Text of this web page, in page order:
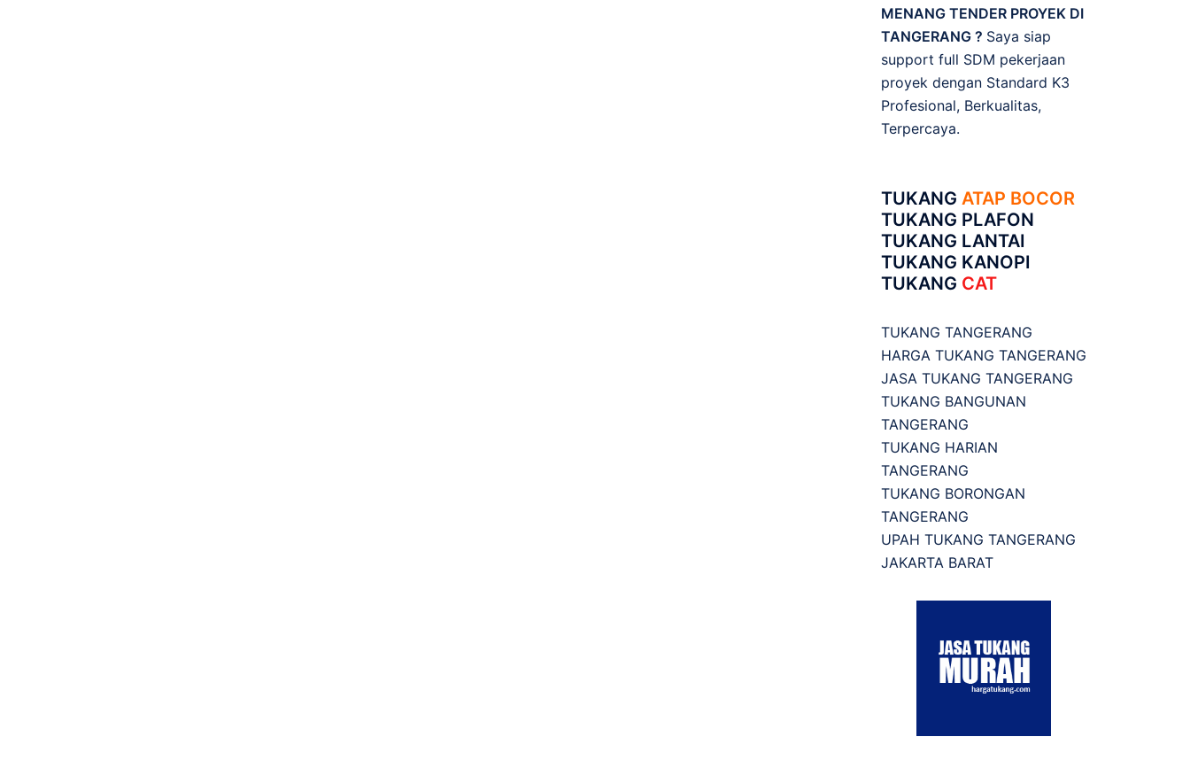
MENANG TENDER PROYEK DI
TANGERANG ? Saya siap
support full SDM pekerjaan
proyek dengan Standard K3
Profesional, Berkualitas,
Terpercaya.
TUKANG ATAP BOCOR
TUKANG PLAFON
TUKANG LANTAI
TUKANG KANOPI
TUKANG CAT
TUKANG TANGERANG
HARGA TUKANG TANGERANG
JASA TUKANG TANGERANG
TUKANG BANGUNAN
TANGERANG
TUKANG HARIAN
TANGERANG
TUKANG BORONGAN
TANGERANG
UPAH TUKANG TANGERANG
JAKARTA BARAT